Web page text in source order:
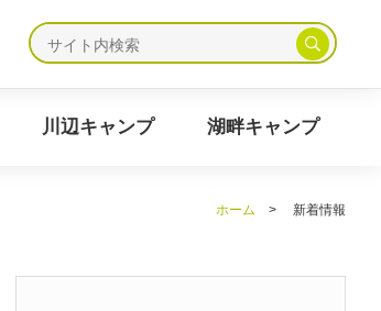
ャンプ 川辺キャンプ 湖畔キャンプ
川辺キャンプ 湖畔キャンプ
ホーム > 新着情報